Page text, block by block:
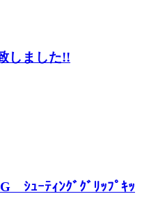
ました!!
ｼｭｰﾃｨﾝｸﾞｸﾞﾘｯﾌﾟｷｯ